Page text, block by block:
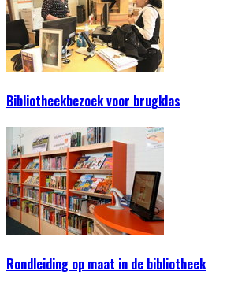
Bibliotheekbezoek voor brugklas
Rondleiding op maat in de bibliotheek